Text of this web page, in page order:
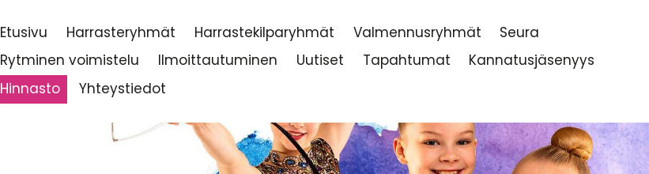
Etusivu Harrasteryhmät Harrastekilparyhmät Valmennusryhmät
Seura
Rytminen voimistelu
Ilmoittautuminen Uutiset Tapahtumat
Kannatusjäsenyys
Hinnasto
Yhteystiedot